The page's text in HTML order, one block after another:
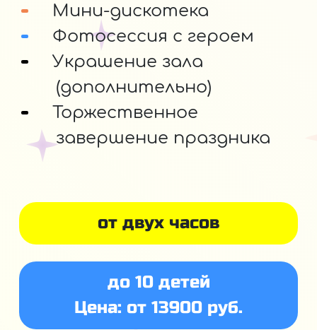
от двух часов
до 10 детей
Цена: от 13900 руб.
Мини-дискотека
Фотосессия с героем
Украшение зала
(дополнительно)
Торжественное
завершение праздника